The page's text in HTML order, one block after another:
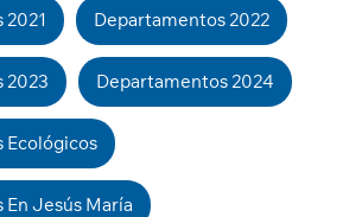
Departamentos 2022
2023 Departamentos 2024
Ecológicos
Jesús María